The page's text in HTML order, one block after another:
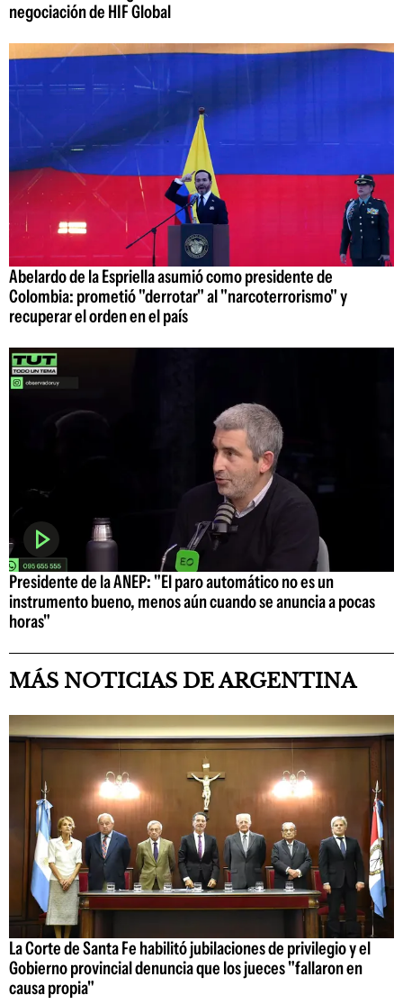
negociación de HIF Global
Abelardo de la Espriella asumió como presidente de
Colombia: prometió "derrotar" al "narcoterrorismo" y
recuperar el orden en el país
Presidente de la ANEP: "El paro automático no es un
instrumento bueno, menos aún cuando se anuncia a pocas
horas"
MÁS NOTICIAS DE ARGENTINA
La Corte de Santa Fe habilitó jubilaciones de privilegio y el
Gobierno provincial denuncia que los jueces "fallaron en
causa propia"